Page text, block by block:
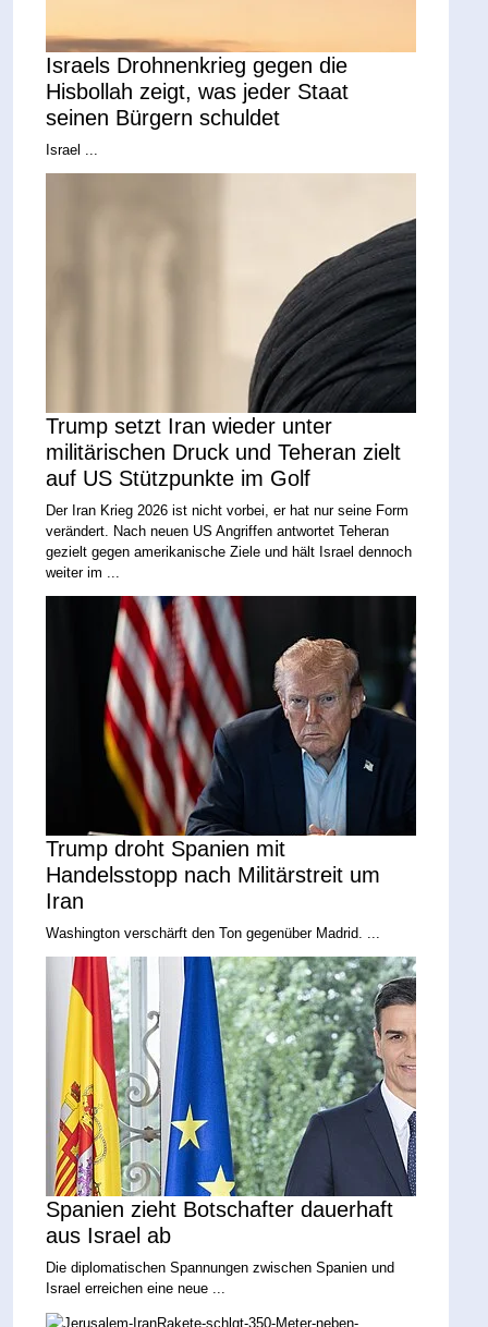
Israels Drohnenkrieg gegen die
Hisbollah zeigt, was jeder Staat
seinen Bürgern schuldet
Israel ...
Trump setzt Iran wieder unter
militärischen Druck und Teheran zielt
auf US Stützpunkte im Golf
Der Iran Krieg 2026 ist nicht vorbei, er hat nur seine Form
verändert. Nach neuen US Angriffen antwortet Teheran
gezielt gegen amerikanische Ziele und hält Israel dennoch
weiter im ...
Trump droht Spanien mit
Handelsstopp nach Militärstreit um
Iran
Washington verschärft den Ton gegenüber Madrid. ...
Spanien zieht Botschafter dauerhaft
aus Israel ab
Die diplomatischen Spannungen zwischen Spanien und
Israel erreichen eine neue ...